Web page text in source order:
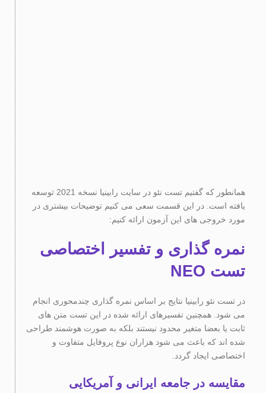
همانطور که گفتیم تست نئو در سایت رابینیا نسخه 2021 توسعه
یافته است. در این قسمت سعی می کنیم توضیحات بیشتری در
مورد خروجی های این آزمون ارائه کنیم:
نمره گذاری و تفسیر اختصاصی
تست NEO
در تست نئو رابینیا نتایج بر اساس نمره گذاری چندمحوری انجام
می شود. همچنین تفسیرهای ارائه شده در این تست متن های
ثابت یا بعضا متغیر محدود نیستند بلکه به صورت هوشمند طراحی
شده اند که باعث می شود هزاران نوع پروفایل متفاوت و
اختصاصی ایجاد گردد.
مقایسه در جامعه ایرانی و آمریکایی